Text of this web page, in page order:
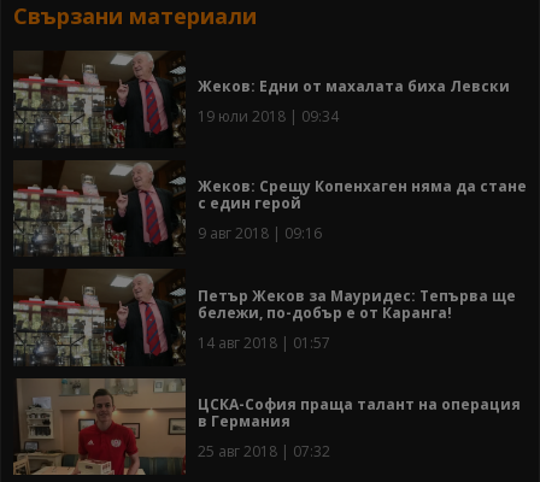
Свързани материали
Жеков: Едни от махалата биха Левски
19 юли 2018 | 09:34
Жеков: Срещу Копенхаген няма да стане
с един герой
9 авг 2018 | 09:16
Петър Жеков за Мауридес: Тепърва ще
бележи, по-добър е от Каранга!
14 авг 2018 | 01:57
ЦСКА-София праща талант на операция
в Германия
25 авг 2018 | 07:32